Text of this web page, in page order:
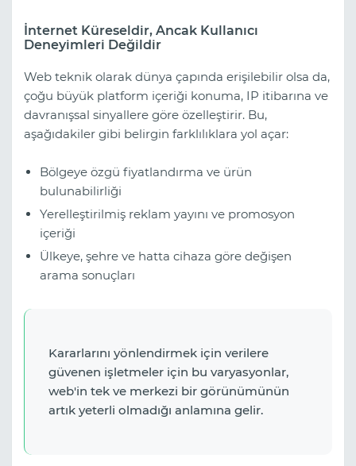
İnternet Küreseldir, Ancak Kullanıcı
Deneyimleri Değildir
Web teknik olarak dünya çapında erişilebilir olsa da,
çoğu büyük platform içeriği konuma, IP itibarına ve
davranışsal sinyallere göre özelleştirir. Bu,
aşağıdakiler gibi belirgin farklılıklara yol açar:
Bölgeye özgü fiyatlandırma ve ürün
bulunabilirliği
Yerelleştirilmiş reklam yayını ve promosyon
içeriği
Ülkeye, şehre ve hatta cihaza göre değişen
arama sonuçları
Kararlarını yönlendirmek için verilere
güvenen işletmeler için bu varyasyonlar,
web'in tek ve merkezi bir görünümünün
artık yeterli olmadığı anlamına gelir.